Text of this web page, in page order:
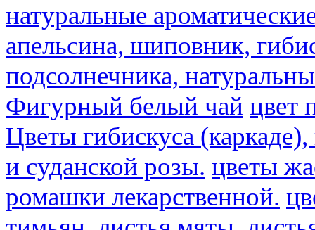
натуральные
апельсина, шиповник,
подсолнечника,
Фигурный белый чай цвет
Цветы гибискуса
и суданской розы. цветы
ромашки лекарственной.